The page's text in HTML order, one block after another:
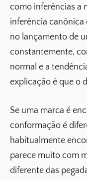
como inferências a
inferência canônica
no lançamento de
constantemente,
normal e a
explicação é que o
Se uma marca é
conformação é
habitualmente
parece muito com
diferente das